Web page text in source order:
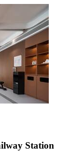
Station